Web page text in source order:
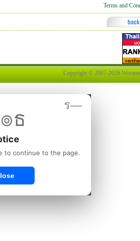
Terms and
Copyright © 2007-2026
ธ
to continue to the page.
ร—